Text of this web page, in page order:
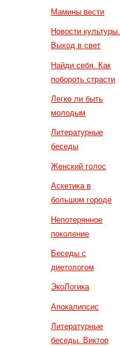
Мамины вести
Новости культуры.
Выход в свет
Найди себя. Как
побороть страсти
Легко ли быть
молодым
Литературные
беседы
Женский голос
Аскетика в
большом городе
Непотерянное
поколение
Беседы с
диетологом
ЭкоЛогика
Апокалипсис
Литературные
беседы. Виктор